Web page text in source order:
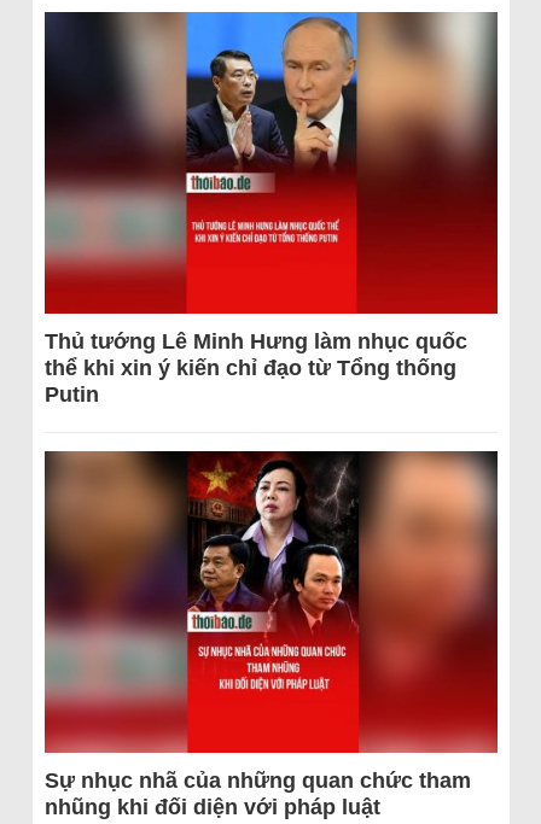
Thủ tướng Lê Minh Hưng làm nhục quốc
thể khi xin ý kiến chỉ đạo từ Tổng thống
Putin
Sự nhục nhã của những quan chức tham
nhũng khi đối diện với pháp luật